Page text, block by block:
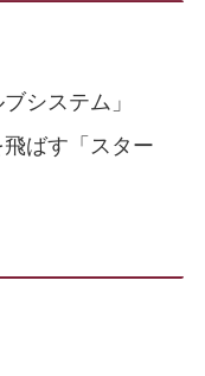
システム」
ばす「スター